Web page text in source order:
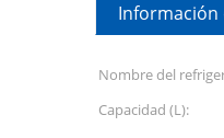
Información
Nombre del
Capacidad (L):